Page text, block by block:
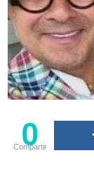
0
Compartir